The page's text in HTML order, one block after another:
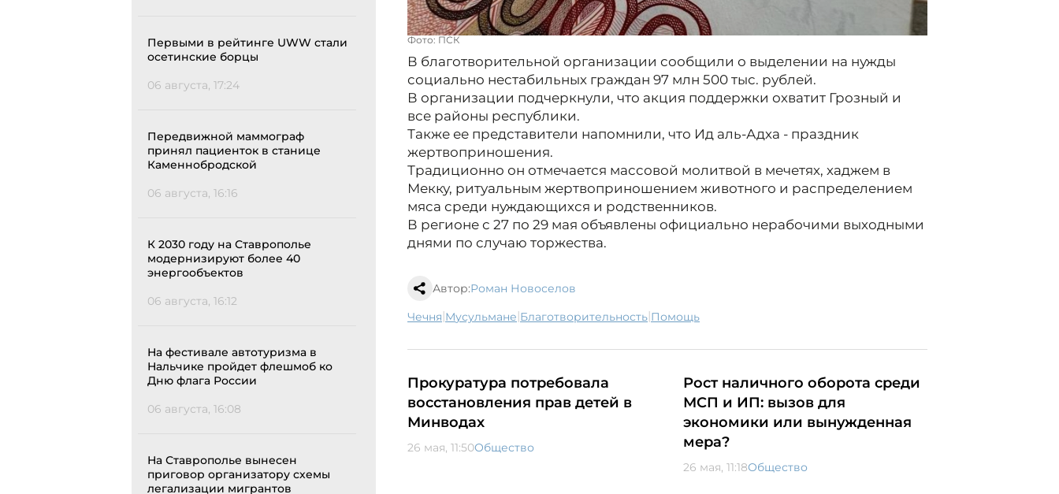
Первыми в рейтинге UWW стали
осетинские борцы
06 августа, 17:24
Передвижной маммограф
принял пациенток в станице
Каменнобродской
06 августа, 16:16
К 2030 году на Ставрополье
модернизируют более 40
энергообъектов
06 августа, 16:12
На фестивале автотуризма в
Нальчике пройдет флешмоб ко
Дню флага России
06 августа, 16:08
На Ставрополье вынесен
приговор организатору схемы
легализации мигрантов
Фото: ПСК
В благотворительной организации сообщили о выделении на нужды
социально нестабильных граждан 97 млн 500 тыс. рублей.
В организации подчеркнули, что акция поддержки охватит Грозный и
все районы республики.
Также ее представители напомнили, что Ид аль-Адха - праздник
жертвоприношения.
Традиционно он отмечается массовой молитвой в мечетях, хаджем в
Мекку, ритуальным жертвоприношением животного и распределением
мяса среди нуждающихся и родственников.
В регионе с 27 по 29 мая объявлены официально нерабочими выходными
днями по случаю торжества.
Автор:Роман Новоселов
Чечня| мусульмане| благотворительность| помощь
Прокуратура потребовала
восстановления прав детей в
Минводах
26 мая, 11:50Общество
Рост наличного оборота среди
МСП и ИП: вызов для
экономики или вынужденная
мера?
26 мая, 11:18Общество